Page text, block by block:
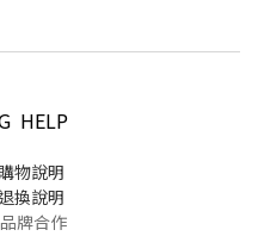
HELP
購物說明
退換說明
合作